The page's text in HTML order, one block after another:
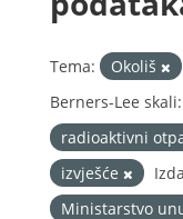
Tema: Okoliš
Berners-Lee skali:
radioaktivni
izvješće
Ministarstvo